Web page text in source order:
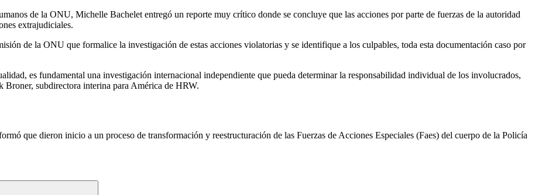
de la ONU, Michelle Bachelet entregó un reporte muy crítico donde se concluye que las acciones por parte de fuerzas de la autoridad
extrajudiciales.
de la ONU que formalice la investigación de estas acciones violatorias y se identifique a los culpables, toda esta documentación caso por
es fundamental una investigación internacional independiente que pueda determinar la responsabilidad individual de los involucrados,
subdirectora interina para América de HRW.
que dieron inicio a un proceso de transformación y reestructuración de las Fuerzas de Acciones Especiales (Faes) del cuerpo de la Policía